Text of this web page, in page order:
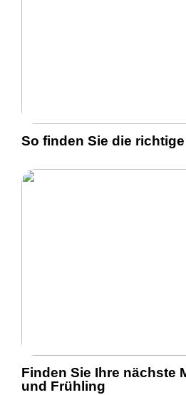
So finden Sie die
Finden Sie Ihre nächste
und Frühling